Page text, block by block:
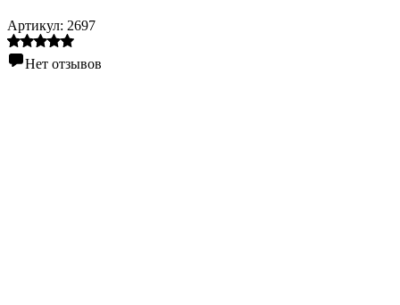
Артикул: 2697
Нет отзывов